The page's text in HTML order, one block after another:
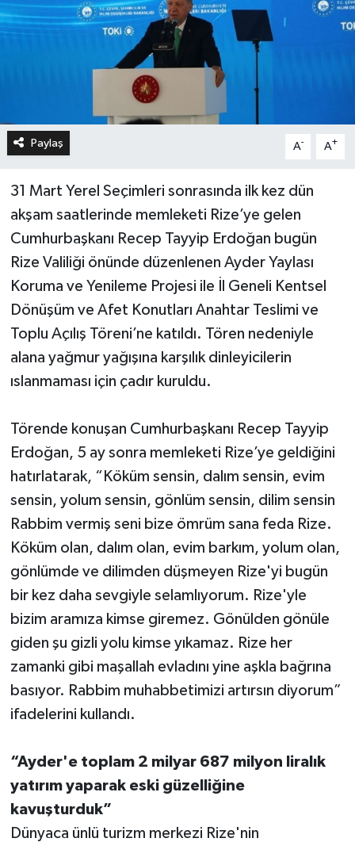
Paylaş A- A+
31 Mart Yerel Seçimleri sonrasında ilk kez dün
akşam saatlerinde memleketi Rize’ye gelen
Cumhurbaşkanı Recep Tayyip Erdoğan bugün
Rize Valiliği önünde düzenlenen Ayder Yaylası
Koruma ve Yenileme Projesi ile İl Geneli Kentsel
Dönüşüm ve Afet Konutları Anahtar Teslimi ve
Toplu Açılış Töreni’ne katıldı. Tören nedeniyle
alana yağmur yağışına karşılık dinleyicilerin
ıslanmaması için çadır kuruldu.
Törende konuşan Cumhurbaşkanı Recep Tayyip
Erdoğan, 5 ay sonra memleketi Rize’ye geldiğini
hatırlatarak, “Köküm sensin, dalım sensin, evim
sensin, yolum sensin, gönlüm sensin, dilim sensin
Rabbim vermiş seni bize ömrüm sana feda Rize.
Köküm olan, dalım olan, evim barkım, yolum olan,
gönlümde ve dilimden düşmeyen Rize'yi bugün
bir kez daha sevgiyle selamlıyorum. Rize'yle
bizim aramıza kimse giremez. Gönülden gönüle
giden şu gizli yolu kimse yıkamaz. Rize her
zamanki gibi maşallah evladını yine aşkla bağrına
basıyor. Rabbim muhabbetimizi artırsın diyorum”
ifadelerini kullandı.
“Ayder'e toplam 2 milyar 687 milyon liralık
yatırım yaparak eski güzelliğine
kavuşturduk”
Dünyaca ünlü turizm merkezi Rize'nin